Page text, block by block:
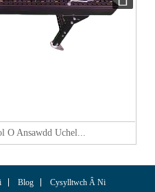
O Ansawdd Uchel...
Blog Cysylltwch Â Ni